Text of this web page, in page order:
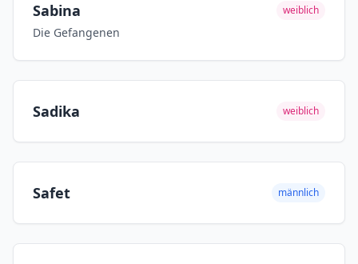
Sabina weiblich
Die Gefangenen
Sadika weiblich
Safet männlich